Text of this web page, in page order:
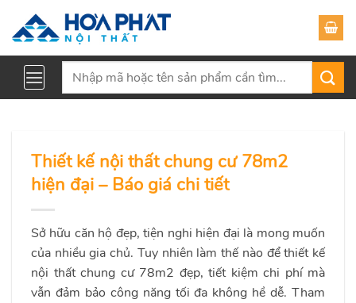
Tìm
Thiết kế nội thất chung cư 78m2
hiện đại – Báo giá chi tiết
Sở hữu căn hộ đẹp, tiện nghi hiện đại là mong muốn
của nhiều gia chủ. Tuy nhiên làm thế nào để thiết kế
nội thất chung cư 78m2 đẹp, tiết kiệm chi phí mà
vẫn đảm bảo công năng tối đa không hề dễ. Tham